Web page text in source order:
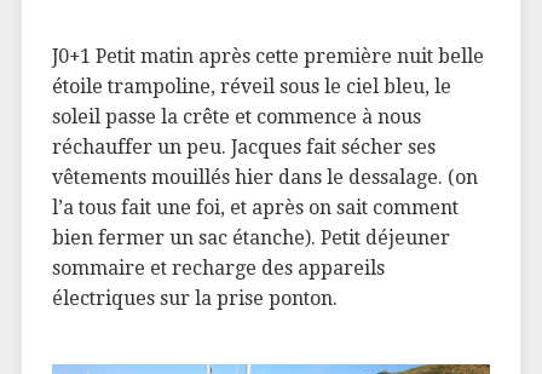
J0+1 Petit matin après cette première nuit belle
étoile trampoline, réveil sous le ciel bleu, le
soleil passe la crête et commence à nous
réchauffer un peu. Jacques fait sécher ses
vêtements mouillés hier dans le dessalage. (on
l’a tous fait une foi, et après on sait comment
bien fermer un sac étanche). Petit déjeuner
sommaire et recharge des appareils
électriques sur la prise ponton.